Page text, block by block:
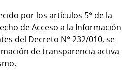
por los artículos 5° de la
de Acceso a la Información
del Decreto N° 232/010, se
de transparencia activa